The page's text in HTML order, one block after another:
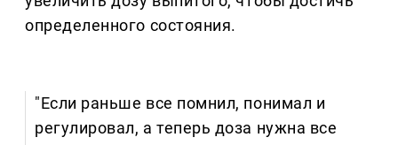
определенного состояния.
"Если раньше все помнил, понимал и
регулировал, а теперь доза нужна все